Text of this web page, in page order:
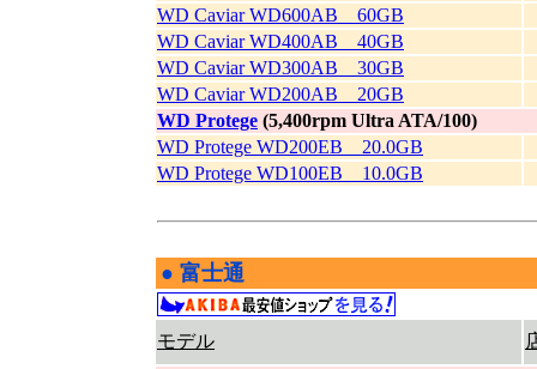
WD Caviar WD600AB 60GB
WD Caviar WD400AB 40GB
WD Caviar WD300AB 30GB
WD Caviar WD200AB 20GB
WD Protege (5,400rpm Ultra ATA/100)
WD Protege WD200EB 20.0GB
WD Protege WD100EB 10.0GB
● 富士通
モデル